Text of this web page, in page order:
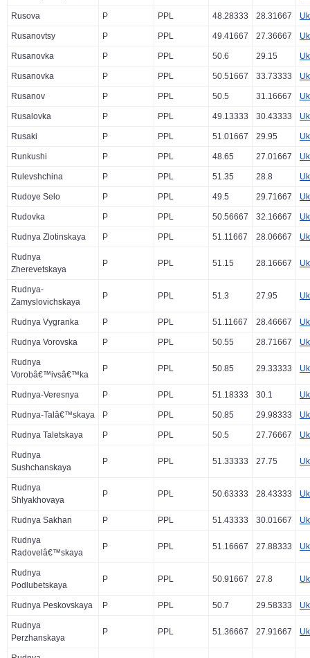
Rusova P PPL 48.28333 28.31667
Rusanovtsy P PPL 49.41667 27.36667
Rusanovka P PPL 50.6 29.15
Rusanovka P PPL 50.51667 33.73333
Rusanov P PPL 50.5 31.16667
Rusalovka P PPL 49.13333 30.43333
Rusaki P PPL 51.01667 29.95
Runkushi P PPL 48.65 27.01667
Rulevshchina P PPL 51.35 28.8
Rudoye Selo P PPL 49.5 29.71667
Rudovka P PPL 50.56667 32.16667
Rudnya Zlotinskaya P PPL 51.11667 28.06667
Rudnya
Zherevetskaya
P PPL 51.15 28.16667
Rudnya-
Zamyslovichskaya
P PPL 51.3 27.95
Rudnya Vygranka P PPL 51.11667 28.46667
Rudnya Vorovska P PPL 50.55 28.71667
Rudnya
Vorobâ€™ivsâ€™ka
P PPL 50.85 29.33333
Rudnya-Veresnya P PPL 51.18333 30.1
Rudnya-Talâ€™skaya P PPL 50.85 29.98333
Rudnya Taletskaya P PPL 50.5 27.76667
Rudnya
Sushchanskaya
P PPL 51.33333 27.75
Rudnya
Shlyakhovaya
P PPL 50.63333 28.43333
Rudnya Sakhan P PPL 51.43333 30.01667
Rudnya
Radovelâ€™skaya
P PPL 51.16667 27.88333
Rudnya
Podlubetskaya
P PPL 50.91667 27.8
Rudnya Peskovskaya P PPL 50.7 29.58333
Rudnya
Perzhanskaya
P PPL 51.36667 27.91667